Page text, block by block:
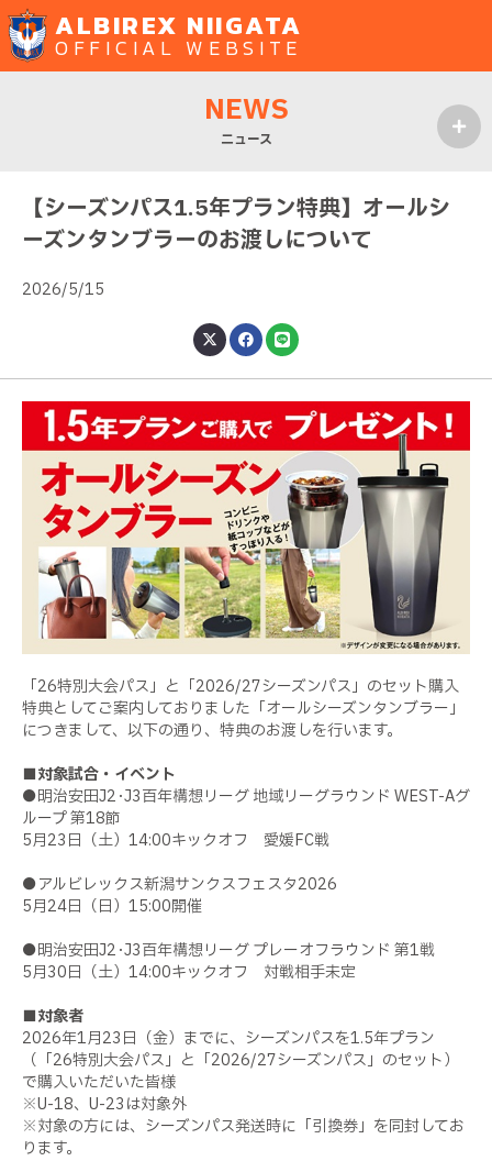
ALBIREX NIIGATA
OFFICIAL WEBSITE
NEWS
ニュース
【シーズンパス1.5年プラン特典】オールシ
ーズンタンブラーのお渡しについて
2026/5/15
「26特別大会パス」と「2026/27シーズンパス」のセット購入
特典としてご案内しておりました「オールシーズンタンブラー」
につきまして、以下の通り、特典のお渡しを行います。
■対象試合・イベント
●明治安田J2･J3百年構想リーグ 地域リーグラウンド WEST-Aグ
ループ 第18節
5月23日（土）14:00キックオフ 愛媛FC戦
●アルビレックス新潟サンクスフェスタ2026
5月24日（日）15:00開催
●明治安田J2･J3百年構想リーグ プレーオフラウンド 第1戦
5月30日（土）14:00キックオフ 対戦相手未定
■対象者
2026年1月23日（金）までに、シーズンパスを1.5年プラン
（「26特別大会パス」と「2026/27シーズンパス」のセット）
で購入いただいた皆様
※U-18、U-23は対象外
※対象の方には、シーズンパス発送時に「引換券」を同封してお
ります。